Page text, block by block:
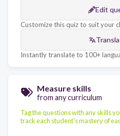
Edit
Customize this quiz to suit your
Instantly translate to 100+
Measure skills
from any curriculum
Tag the questions with any skills
track each student's mastery of